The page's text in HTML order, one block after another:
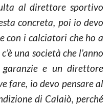
al direttore sportivo
concreta, poi io devo
con i calciatori che ho a
una società che l’anno
e un direttore
fare, io devo pensare al
di Calaiò, perché